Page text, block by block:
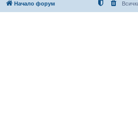
Начало форум